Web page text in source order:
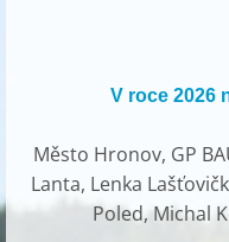
V roce 2026
Město Hronov, GP
Lanta, Lenka
Poled, Michal